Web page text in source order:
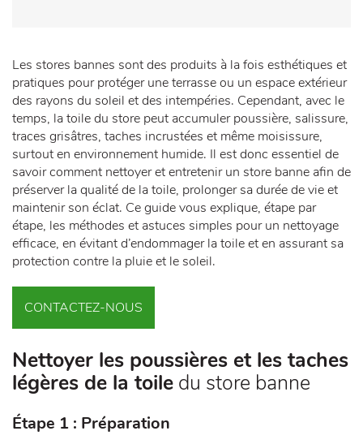
Les stores bannes sont des produits à la fois esthétiques et
pratiques pour protéger une terrasse ou un espace extérieur
des rayons du soleil et des intempéries. Cependant, avec le
temps, la toile du store peut accumuler poussière, salissure,
traces grisâtres, taches incrustées et même moisissure,
surtout en environnement humide. Il est donc essentiel de
savoir comment nettoyer et entretenir un store banne afin de
préserver la qualité de la toile, prolonger sa durée de vie et
maintenir son éclat. Ce guide vous explique, étape par
étape, les méthodes et astuces simples pour un nettoyage
efficace, en évitant d’endommager la toile et en assurant sa
protection contre la pluie et le soleil.
CONTACTEZ-NOUS
Nettoyer les poussières et les taches
légères de la toile du store banne
Étape 1 : Préparation